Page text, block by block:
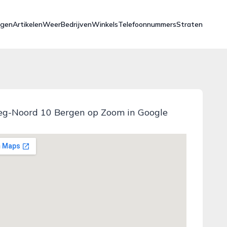
ArtikelenWeerBedrijvenWinkelsTelefoonnummersStraten
Noord 10 Bergen op Zoom in Google